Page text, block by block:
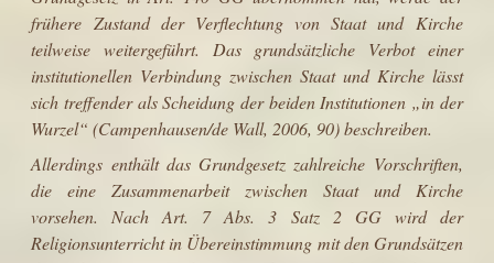
frühere Zustand der Verflechtung von Staat und Kirche
teilweise weitergeführt. Das grundsätzliche Verbot einer
institutionellen Verbindung zwischen Staat und Kirche lässt
sich treffender als Scheidung der beiden Institutionen „in der
Wurzel“ (Campenhau­sen/de Wall, 2006, 90) beschreiben.
Allerdings enthält das Grundgesetz zahlreiche Vorschriften,
die eine Zusam­menarbeit zwischen Staat und Kirche
vorsehen. Nach Art. 7 Abs. 3 Satz 2 GG wird der
Religionsunterricht in Übereinstimmung mit den Grundsätzen